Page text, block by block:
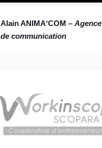
Alain ANIMA‘COM –Agence
de communication